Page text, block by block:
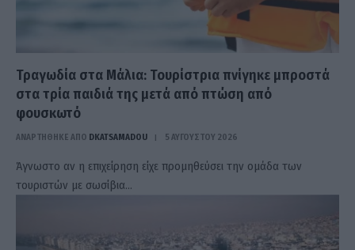
Τραγωδία στα Μάλια: Τουρίστρια πνίγηκε μπροστά
στα τρία παιδιά της μετά από πτώση από
φουσκωτό
ΑΝΑΡΤΗΘΗΚΕ ΑΠΟ DKATSAMADOU 5 ΑΥΓΟΎΣΤΟΥ 2026
Άγνωστο αν η επιχείρηση είχε προμηθεύσει την ομάδα των
τουριστών με σωσίβια…